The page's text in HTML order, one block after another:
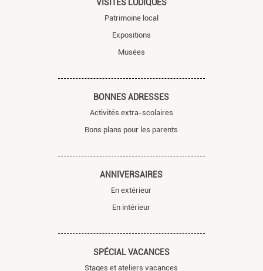
VISITES LUDIQUES
Patrimoine local
Expositions
Musées
BONNES ADRESSES
Activités extra-scolaires
Bons plans pour les parents
ANNIVERSAIRES
En extérieur
En intérieur
SPÉCIAL VACANCES
Stages et ateliers vacances